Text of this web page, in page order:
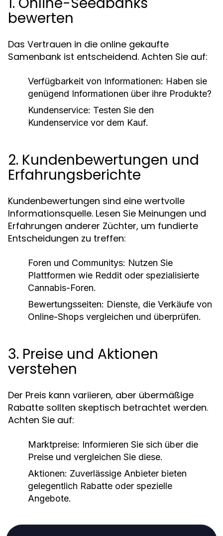
bewerten
Das Vertrauen in die online gekaufte
Samenbank ist entscheidend. Achten Sie auf:
Verfügbarkeit von Informationen: Haben sie
genügend Informationen über ihre Produkte?
Kundenservice: Testen Sie den
Kundenservice vor dem Kauf.
2. Kundenbewertungen und
Erfahrungsberichte
Kundenbewertungen sind eine wertvolle
Informationsquelle. Lesen Sie Meinungen und
Erfahrungen anderer Züchter, um fundierte
Entscheidungen zu treffen:
Foren und Communitys: Nutzen Sie
Plattformen wie Reddit oder spezialisierte
Cannabis-Foren.
Bewertungsseiten: Dienste, die Verkäufe von
Online-Shops vergleichen und überprüfen.
3. Preise und Aktionen
verstehen
Der Preis kann variieren, aber übermäßige
Rabatte sollten skeptisch betrachtet werden.
Achten Sie auf:
Marktpreise: Informieren Sie sich über die
Preise und vergleichen Sie diese.
Aktionen: Zuverlässige Anbieter bieten
gelegentlich Rabatte oder spezielle
Angebote.